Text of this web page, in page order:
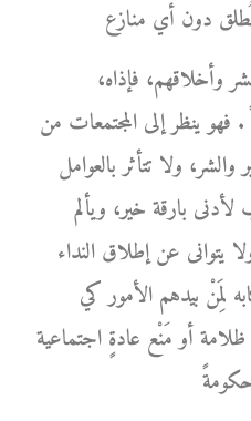
وأخلاقهم، فإذاه،
فهو ينظر إلى المجتمعات من
والشر، ولا تتأثر بالعوامل
بارقة خير، ويألم
يتوانى عن إطلاق النداء
لِمَنْ بيدهم الأمور كي
أو مَنْع عادةٍ اجتماعية